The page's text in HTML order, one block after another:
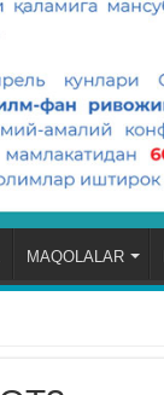
MAQOLALAR